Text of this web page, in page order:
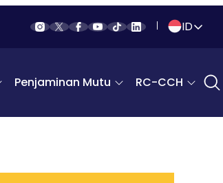
ID
Penjaminan Mutu RC-CCH